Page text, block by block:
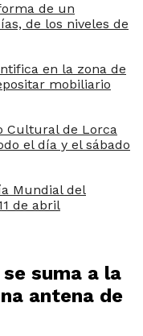
de un
de los niveles de
en la zona de
mobiliario
Cultural de Lorca
el día y el sábado
Mundial del
de abril
suma a la
antena de